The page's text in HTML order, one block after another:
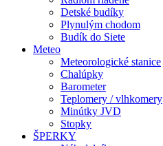
Detské budíky
Plynulým chodom
Budík do Siete
Meteo
Meteorologické stanice
Chalúpky
Barometer
Teplomery / vlhkomery
Minútky JVD
Stopky
ŠPERKY